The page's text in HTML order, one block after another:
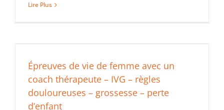
Lire Plus
Épreuves de vie de femme avec un
coach thérapeute – IVG – règles
douloureuses – grossesse – perte
d’enfant